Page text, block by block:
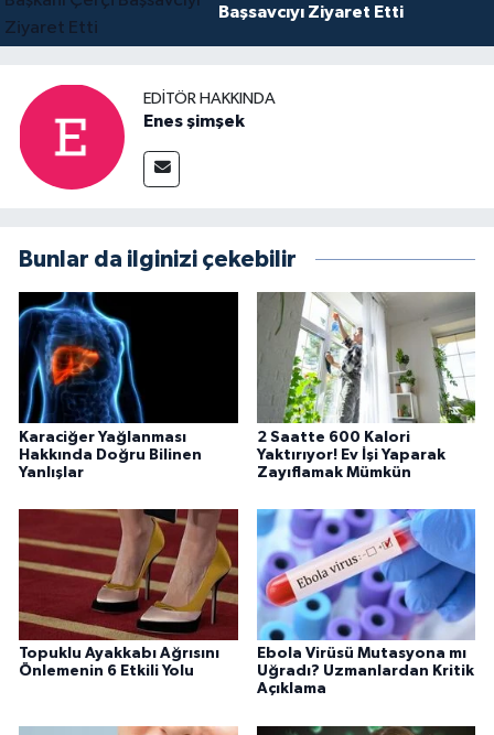
Başsavcıyı Ziyaret Etti
EDITÖR HAKKINDA
Enes şimşek
Bunlar da ilginizi çekebilir
Karaciğer Yağlanması
Hakkında Doğru Bilinen
Yanlışlar
2 Saatte 600 Kalori
Yaktırıyor! Ev İşi Yaparak
Zayıflamak Mümkün
Topuklu Ayakkabı Ağrısını
Önlemenin 6 Etkili Yolu
Ebola Virüsü Mutasyona mı
Uğradı? Uzmanlardan Kritik
Açıklama